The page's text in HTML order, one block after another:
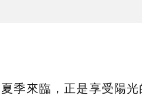
季來臨，正是享受陽